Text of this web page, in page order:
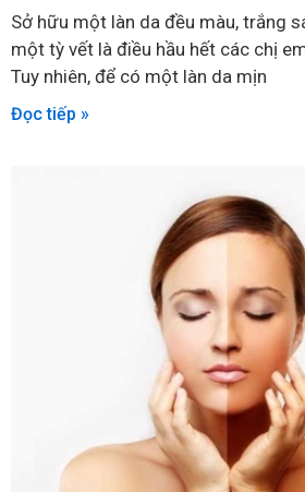
Sở hữu một làn da đều màu, trắng
một tỳ vết là điều hầu hết các chị
Tuy nhiên, để có một làn da mịn
Đọc tiếp »